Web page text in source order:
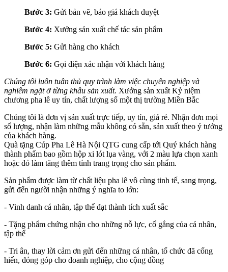
Bước 3: Gửi bản vẽ, báo giá khách duyệt
Bước 4: Xưởng sản xuất chế tác sản phẩm
Bước 5: Gửi hàng cho khách
Bước 6: Gọi điện xác nhận với khách hàng
Chúng tôi luôn tuân thủ quy trình làm việc chuyên nghiệp và
nghiêm ngặt ở từng khâu sản xuất. Xưởng sản xuất Kỷ niệm
chương pha lê uy tín, chất lượng số một thị trường Miền Bắc
Chúng tôi là đơn vị sản xuất trực tiếp, uy tín, giá rẻ. Nhận đơn mọi
số lượng, nhận làm những mẫu không có sẵn, sản xuất theo ý tưởng
của khách hàng.
Quà tặng Cúp Pha Lê Hà Nội QTG cung cấp tới Quý khách hàng
thành phẩm bao gồm hộp xi lót lụa vàng, với 2 màu lựa chọn xanh
hoặc đỏ làm tăng thêm tính trang trọng cho sản phẩm.
Sản phẩm được làm từ chất liệu pha lê vô cùng tinh tế, sang trọng,
gửi đến người nhận những ý nghĩa to lớn:
- Vinh danh cá nhân, tập thể đạt thành tích xuất sắc
- Tặng phẩm chứng nhận cho những nỗ lực, cố gắng của cá nhân,
tập thể
- Tri ân, thay lời cảm ơn gửi đến những cá nhân, tổ chức đã cống
hiến, đóng góp cho doanh nghiệp, cho cộng đồng